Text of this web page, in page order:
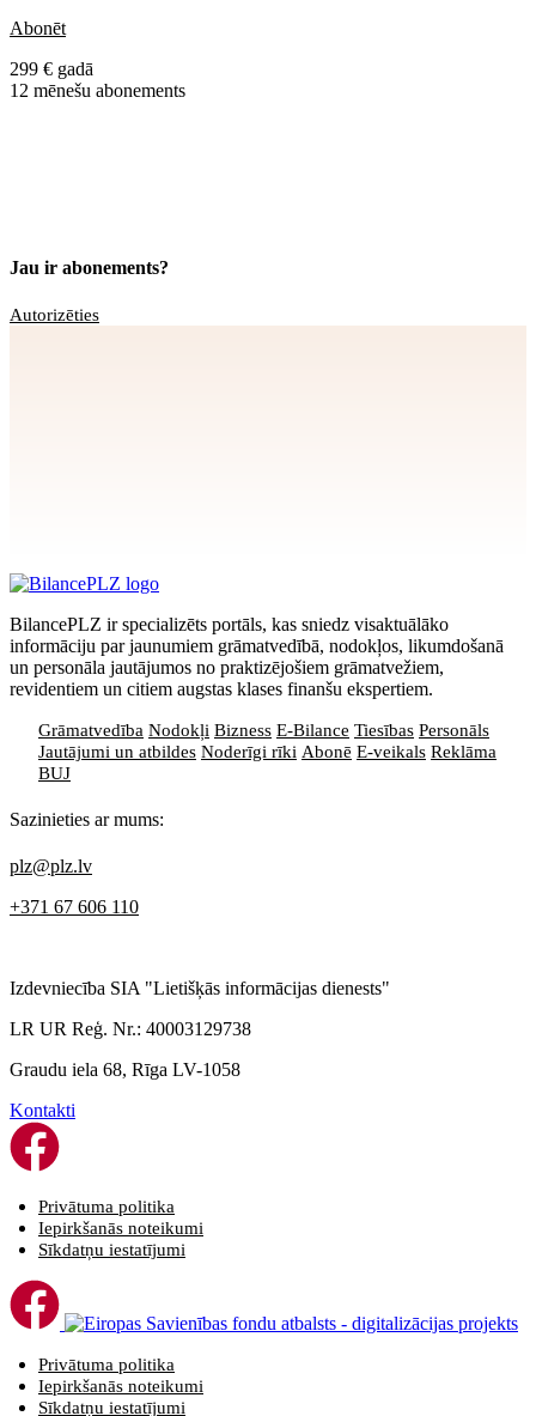
Abonēt
299 € gadā
12 mēnešu abonements
Jau ir abonements?
Autorizēties
BilancePLZ ir specializēts portāls, kas sniedz visaktuālāko
informāciju par jaunumiem grāmatvedībā, nodokļos, likumdošanā
un personāla jautājumos no praktizējošiem grāmatvežiem,
revidentiem un citiem augstas klases finanšu ekspertiem.
Grāmatvedība Nodokļi Bizness E-Bilance Tiesības Personāls
Jautājumi un atbildes Noderīgi rīki Abonē E-veikals Reklāma
BUJ
Sazinieties ar mums:
plz@plz.lv
+371 67 606 110
Izdevniecība SIA "Lietišķās informācijas dienests"
LR UR Reģ. Nr.: 40003129738
Graudu iela 68, Rīga LV-1058
Kontakti
Privātuma politika
Iepirkšanās noteikumi
Sīkdatņu iestatījumi
Privātuma politika
Iepirkšanās noteikumi
Sīkdatņu iestatījumi